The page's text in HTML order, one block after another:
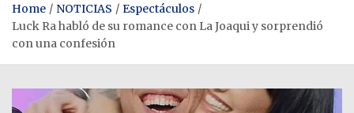
Home NOTICIAS
Espectáculos
Luck Ra habló de su romance con La Joaqui y sorprendió
con una confesión